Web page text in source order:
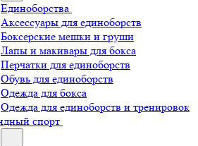
Единоборства
Аксессуары для единоборств
Боксерские мешки и груши
Лапы и макивары для бокса
Перчатки для единоборств
Обувь для единоборств
Одежда для бокса
Одежда для единоборств и тренировок
спорт